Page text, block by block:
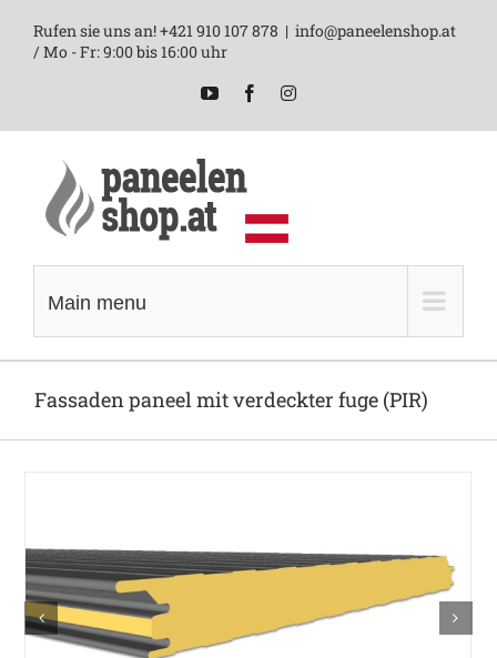
Rufen sie uns an! +421 910 107 878 | info@paneelenshop.at
/ Mo - Fr: 9:00 bis 16:00 uhr
YouTubeFacebookInstagram
Main menu
Fassaden paneel mit verdeckter fuge (PIR)